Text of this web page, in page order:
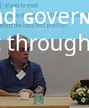
Gover